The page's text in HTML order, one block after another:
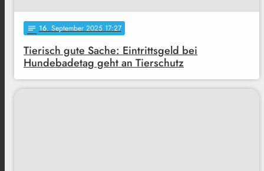
notes 16. September 2025 17:27
Tierisch gute Sache: Eintrittsgeld bei
Hundebadetag geht an Tierschutz